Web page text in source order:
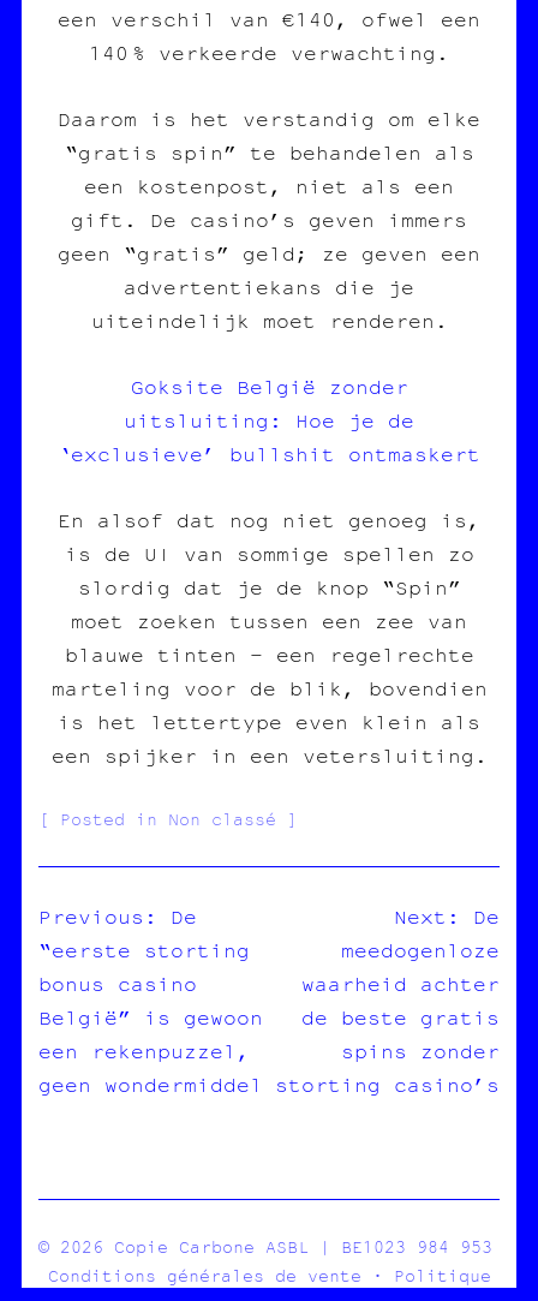
een verschil van €140, ofwel een
140 % verkeerde verwachting.
Daarom is het verstandig om elke
“gratis spin” te behandelen als
een kostenpost, niet als een
gift. De casino’s geven immers
geen “gratis” geld; ze geven een
advertentiekans die je
uiteindelijk moet renderen.
Goksite België zonder
uitsluiting: Hoe je de
‘exclusieve’ bullshit ontmaskert
En alsof dat nog niet genoeg is,
is de UI van sommige spellen zo
slordig dat je de knop “Spin”
moet zoeken tussen een zee van
blauwe tinten – een regelrechte
marteling voor de blik, bovendien
is het lettertype even klein als
een spijker in een vetersluiting.
Posted in Non classé
NAVIGATION
DE
L’ARTICLE
Previous:
De
“eerste storting
bonus casino
België” is gewoon
een rekenpuzzel,
geen wondermiddel
Next:
De
meedogenloze
waarheid achter
de beste gratis
spins zonder
storting casino’s
© 2026 Copie Carbone ASBL | BE1023 984 953
Conditions générales de vente · Politique